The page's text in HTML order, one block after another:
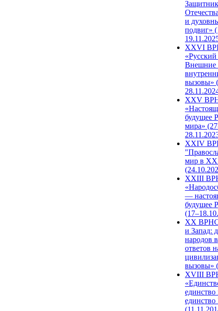
и
подвиг»
XXVI
Внешние
вызовы»
XXV
будущее
мира»
XXIV
мир в
XXIII
—
будущее
XX ВРНС
и Запад:
народов
ответов
вызовы»
XVIII
единство
единство